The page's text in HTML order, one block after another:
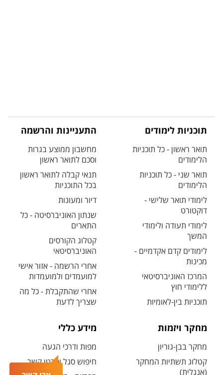
תוכניות לימודים
תואר ראשון - כל תוכניות
הלימודים
תואר שני - כל תוכניות
הלימודים
לימודי תואר שלישי -
דוקטורט
לימודי תעודה ולימודי
המשך
לימודים קדם אקדמיים -
מכינות
המרכז האוניברסיטאי
ללימודי חוץ
תוכניות בין-לאומיות
התעניינות והרשמה
מחשבון ממוצע בגרות
וסכם לתואר ראשון
תנאי קבלה לתואר ראשון
בכל התוכניות
דיור ומעונות
שנתון האוניברסיטה - כל
התארים
קטלוג הקורסים
האוניברסיטאי
אחרי הרשמה - אזור אישי
למועמדים ולמועמדות
אחרי שהתקבלת - כל מה
שצריך לדעת
מחקר ויזמות
מחקר בבן-גוריון
קטלוג תשתיות המחקר
(אנגלית)
מידע כללי
מפות ודרכי הגעה
חיפוש סגל ופרטי קשר